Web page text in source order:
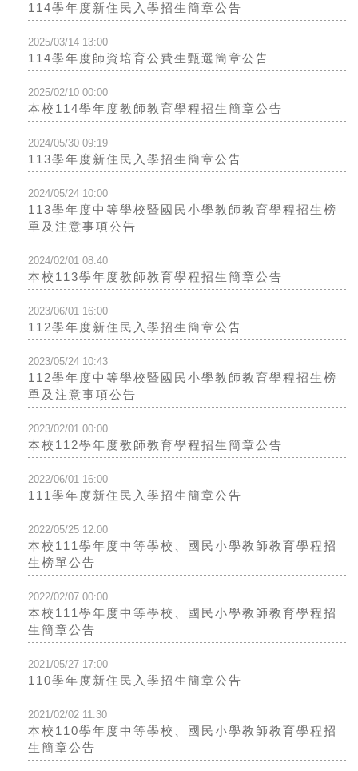
114學年度新住民入學招生簡章公告
2025/03/14 13:00
114學年度師資培育公費生甄選簡章公告
2025/02/10 00:00
本校114學年度教師教育學程招生簡章公告
2024/05/30 09:19
113學年度新住民入學招生簡章公告
2024/05/24 10:00
113學年度中等學校暨國民小學教師教育學程招生榜
單及注意事項公告
2024/02/01 08:40
本校113學年度教師教育學程招生簡章公告
2023/06/01 16:00
112學年度新住民入學招生簡章公告
2023/05/24 10:43
112學年度中等學校暨國民小學教師教育學程招生榜
單及注意事項公告
2023/02/01 00:00
本校112學年度教師教育學程招生簡章公告
2022/06/01 16:00
111學年度新住民入學招生簡章公告
2022/05/25 12:00
本校111學年度中等學校、國民小學教師教育學程招
生榜單公告
2022/02/07 00:00
本校111學年度中等學校、國民小學教師教育學程招
生簡章公告
2021/05/27 17:00
110學年度新住民入學招生簡章公告
2021/02/02 11:30
本校110學年度中等學校、國民小學教師教育學程招
生簡章公告